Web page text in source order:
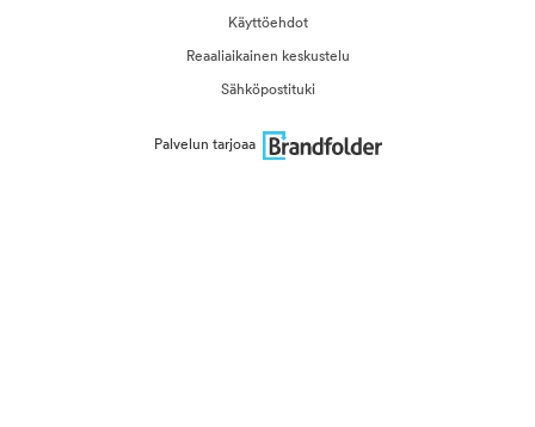
Käyttöehdot
Reaaliaikainen keskustelu
Sähköpostituki
Palvelun tarjoaa